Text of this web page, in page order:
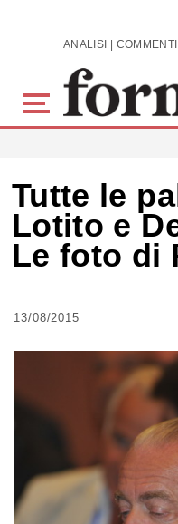
Skip to main content
Tutte le
Lotito e
Le foto di
13/08/2015